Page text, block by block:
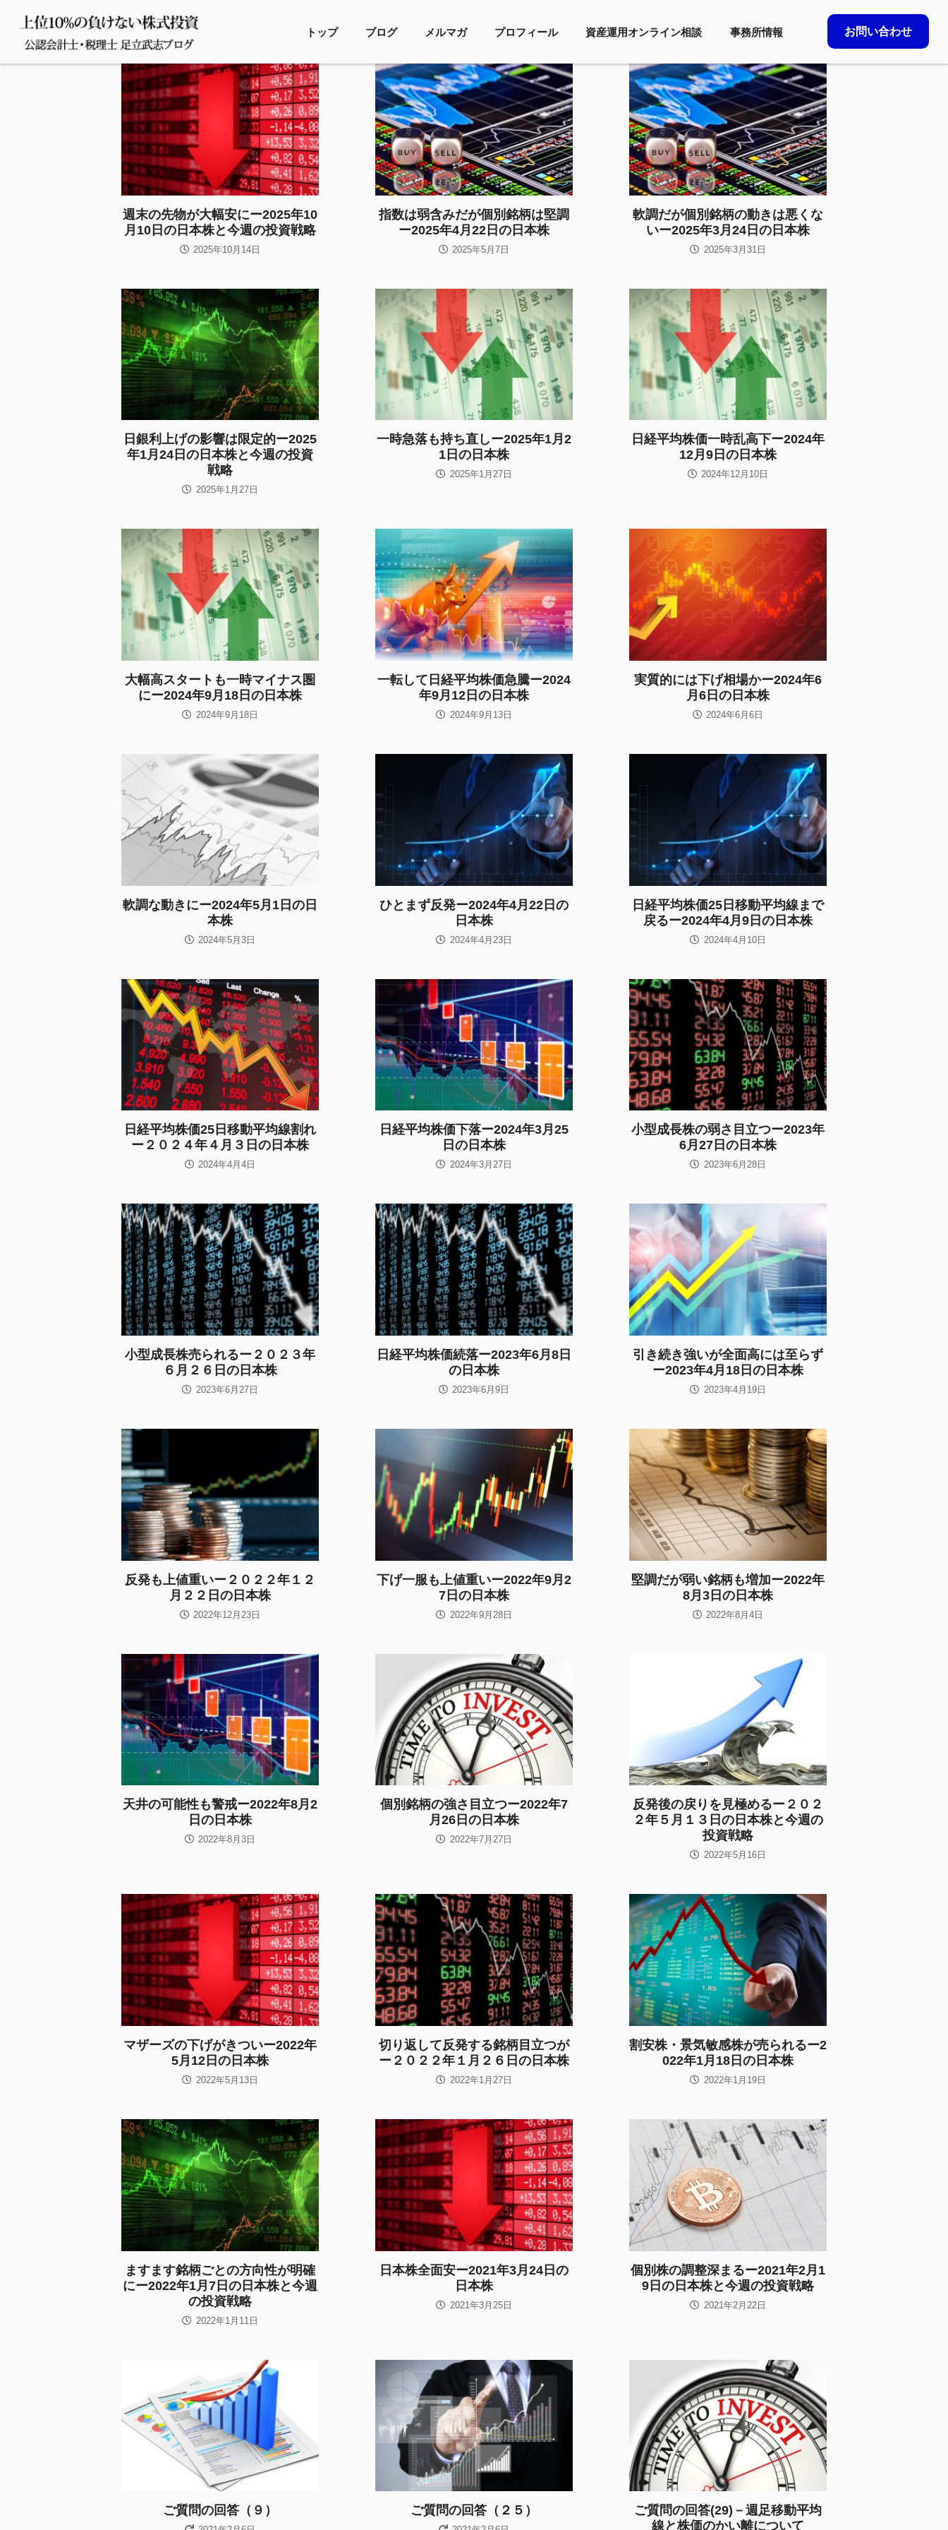
トップ ブログ メルマガ プロフィール 資産運用オンライン相談 事務所情報 お問い合わせ
週末の先物が大幅安にー2025年10
月10日の日本株と今週の投資戦略
2025年10月14日
指数は弱含みだが個別銘柄は堅調
ー2025年4月22日の日本株
2025年5月7日
軟調だが個別銘柄の動きは悪くな
いー2025年3月24日の日本株
2025年3月31日
日銀利上げの影響は限定的ー2025
年1月24日の日本株と今週の投資
戦略
2025年1月27日
一時急落も持ち直しー2025年1月2
1日の日本株
2025年1月27日
日経平均株価一時乱高下ー2024年
12月9日の日本株
2024年12月10日
大幅高スタートも一時マイナス圏
にー2024年9月18日の日本株
2024年9月18日
一転して日経平均株価急騰ー2024
年9月12日の日本株
2024年9月13日
実質的には下げ相場かー2024年6
月6日の日本株
2024年6月6日
軟調な動きにー2024年5月1日の日
本株
2024年5月3日
ひとまず反発ー2024年4月22日の
日本株
2024年4月23日
日経平均株価25日移動平均線まで
戻るー2024年4月9日の日本株
2024年4月10日
日経平均株価25日移動平均線割れ
ー２０２４年４月３日の日本株
2024年4月4日
日経平均株価下落ー2024年3月25
日の日本株
2024年3月27日
小型成長株の弱さ目立つー2023年
6月27日の日本株
2023年6月28日
小型成長株売られるー２０２３年
６月２６日の日本株
2023年6月27日
日経平均株価続落ー2023年6月8日
の日本株
2023年6月9日
引き続き強いが全面高には至らず
ー2023年4月18日の日本株
2023年4月19日
反発も上値重いー２０２２年１２
月２２日の日本株
2022年12月23日
下げ一服も上値重いー2022年9月2
7日の日本株
2022年9月28日
堅調だが弱い銘柄も増加ー2022年
8月3日の日本株
2022年8月4日
天井の可能性も警戒ー2022年8月2
日の日本株
2022年8月3日
個別銘柄の強さ目立つー2022年7
月26日の日本株
2022年7月27日
反発後の戻りを見極めるー２０２
２年５月１３日の日本株と今週の
投資戦略
2022年5月16日
マザーズの下げがきついー2022年
5月12日の日本株
2022年5月13日
切り返して反発する銘柄目立つが
ー２０２２年１月２６日の日本株
2022年1月27日
割安株・景気敏感株が売られるー2
022年1月18日の日本株
2022年1月19日
ますます銘柄ごとの方向性が明確
にー2022年1月7日の日本株と今週
の投資戦略
2022年1月11日
日本株全面安ー2021年3月24日の
日本株
2021年3月25日
個別株の調整深まるー2021年2月1
9日の日本株と今週の投資戦略
2021年2月22日
ご質問の回答（９） ご質問の回答（２５）
ご質問の回答(29)－週足移動平均
線と株価のかい離について